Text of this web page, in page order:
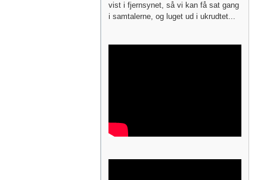
vist i fjernsynet, så vi kan få sat gang
i samtalerne, og luget ud i ukrudtet...